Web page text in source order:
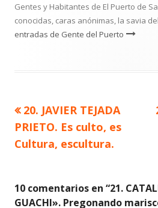
Gentes y Habitantes de El Puerto de
conocidas, caras anónimas, la savia
entradas de Gente del Puerto
Navegación
de
Artículo
anterior
20. JAVIER TEJADA
PRIETO. Es culto, es
Cultura, escultura.
10 comentarios en “21.
GUACHI». Pregonando